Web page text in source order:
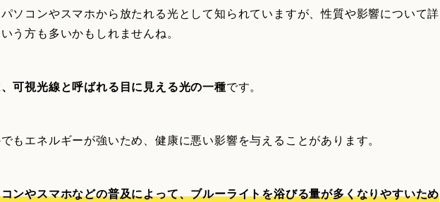
ソコンやスマホから放たれる光として知られていますが、性質や影響について詳
う方も多いかもしれませんね。
可視光線と呼ばれる目に見える光の一種です。
もエネルギーが強いため、健康に悪い影響を与えることがあります。
ンやスマホなどの普及によって、ブルーライトを浴びる量が多くなりやすいため